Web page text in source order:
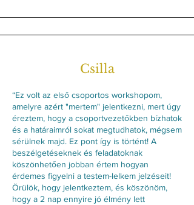
Csilla
“Ez volt az első csoportos workshopom,
amelyre azért "mertem" jelentkezni, mert úgy
éreztem, hogy a csoportvezetőkben bízhatok
és a határaimról sokat megtudhatok, mégsem
sérülnek majd. Ez pont így is történt! A
beszélgetéseknek és feladatoknak
köszönhetően jobban értem hogyan
érdemes figyelni a testem-lelkem jelzéseit!
Örülök, hogy jelentkeztem, és köszönöm,
hogy a 2 nap ennyire jó élmény lett